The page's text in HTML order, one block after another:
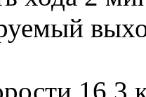
16.3